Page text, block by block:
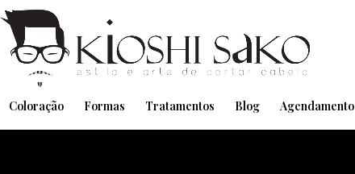
Coloração Formas Tratamentos Blog Agendamento
Pensando em transformar seu Visual??
Agende pelo Whatsapp